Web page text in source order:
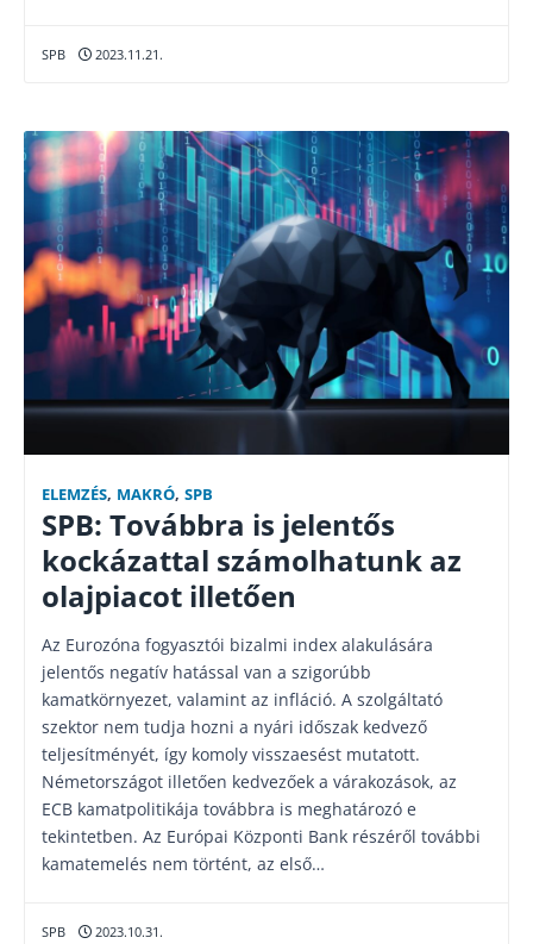
SPB 2023.11.21.
ELEMZÉS, MAKRÓ, SPB
SPB: Továbbra is jelentős
kockázattal számolhatunk az
olajpiacot illetően
Az Eurozóna fogyasztói bizalmi index alakulására
jelentős negatív hatással van a szigorúbb
kamatkörnyezet, valamint az infláció. A szolgáltató
szektor nem tudja hozni a nyári időszak kedvező
teljesítményét, így komoly visszaesést mutatott.
Németországot illetően kedvezőek a várakozások, az
ECB kamatpolitikája továbbra is meghatározó e
tekintetben. Az Európai Központi Bank részéről további
kamatemelés nem történt, az első…
SPB 2023.10.31.